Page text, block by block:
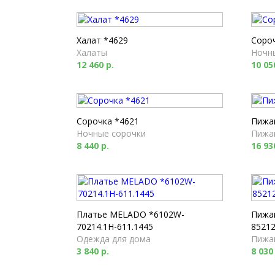
Халат *4629
Халаты
12 460 р.
10
Сорочка *4621
Ночные сорочки
8 440 р.
16
Платье MELADO *6102W-
70214.1H-611.1445
Одежда для дома
3 840 р.
8